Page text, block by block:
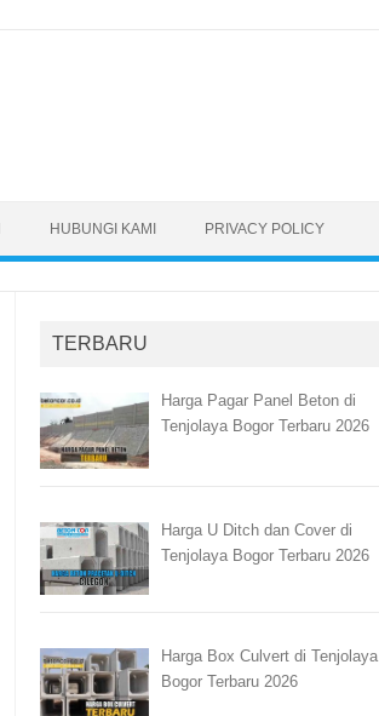
HUBUNGI KAMI PRIVACY POLICY
TERBARU
Harga Pagar Panel Beton di
Tenjolaya Bogor Terbaru 2026
Harga U Ditch dan Cover di
Tenjolaya Bogor Terbaru 2026
Harga Box Culvert di Tenjolaya
Bogor Terbaru 2026